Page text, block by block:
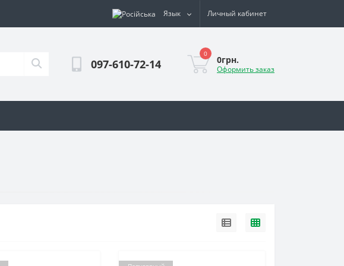
Язык Личный кабинет
097-610-72-14
0
0грн.
Оформить заказ